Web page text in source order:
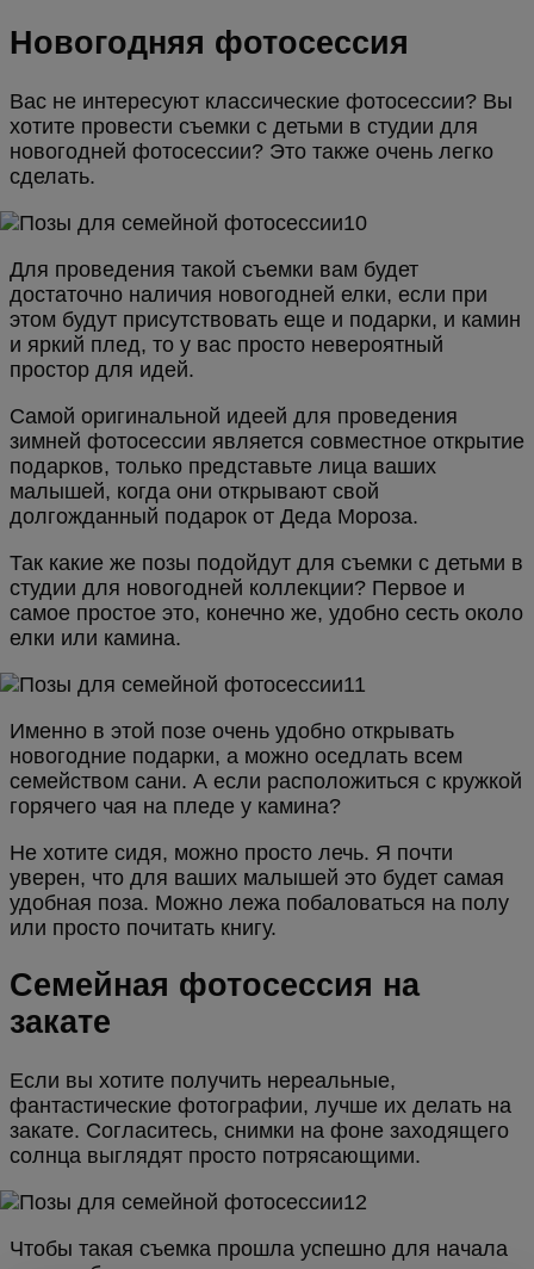
Новогодняя фотосессия
Вас не интересуют классические фотосессии? Вы
хотите провести съемки с детьми в студии для
новогодней фотосессии? Это также очень легко
сделать.
Для проведения такой съемки вам будет
достаточно наличия новогодней елки, если при
этом будут присутствовать еще и подарки, и камин
и яркий плед, то у вас просто невероятный
простор для идей.
Самой оригинальной идеей для проведения
зимней фотосессии является совместное открытие
подарков, только представьте лица ваших
малышей, когда они открывают свой
долгожданный подарок от Деда Мороза.
Так какие же позы подойдут для съемки с детьми в
студии для новогодней коллекции? Первое и
самое простое это, конечно же, удобно сесть около
елки или камина.
Именно в этой позе очень удобно открывать
новогодние подарки, а можно оседлать всем
семейством сани. А если расположиться с кружкой
горячего чая на пледе у камина?
Не хотите сидя, можно просто лечь. Я почти
уверен, что для ваших малышей это будет самая
удобная поза. Можно лежа побаловаться на полу
или просто почитать книгу.
Семейная фотосессия на
закате
Если вы хотите получить нереальные,
фантастические фотографии, лучше их делать на
закате. Согласитесь, снимки на фоне заходящего
солнца выглядят просто потрясающими.
Чтобы такая съемка прошла успешно для начала